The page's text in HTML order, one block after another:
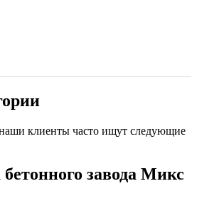
клиенты часто ищут следующие
завода Микс